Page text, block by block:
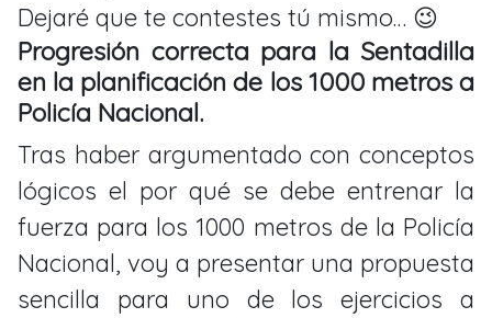
Dejaré que te contestes tú mismo… 😉
Progresión correcta para la Sentadilla
en la planificación de los 1000 metros a
Policía Nacional.
Tras haber argumentado con conceptos
lógicos el por qué se debe entrenar la
fuerza para los 1000 metros de la Policía
Nacional, voy a presentar una propuesta
sencilla para uno de los ejercicios a